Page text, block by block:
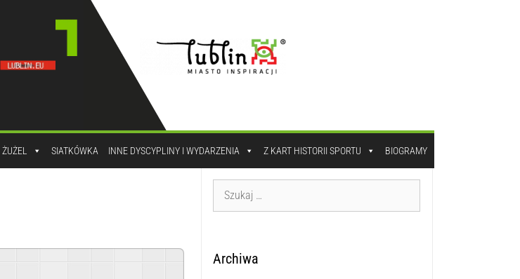
ŻUŻEL SIATKÓWKA INNE DYSCYPLINY I WYDARZENIA Z KART HISTORII SPORTU BIOGRAMY
Archiwa